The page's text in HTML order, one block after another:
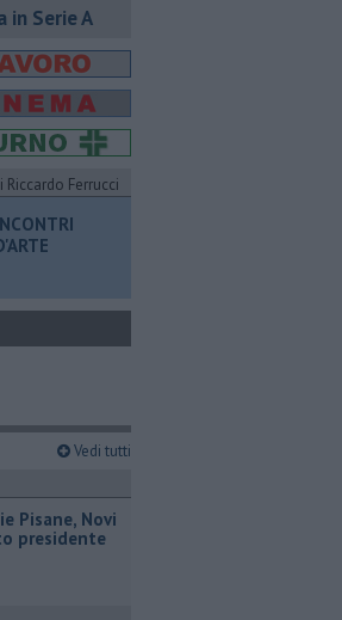
in Serie A
Riccardo Ferrucci
Vedi tutti
Pisane, Novi
presidente